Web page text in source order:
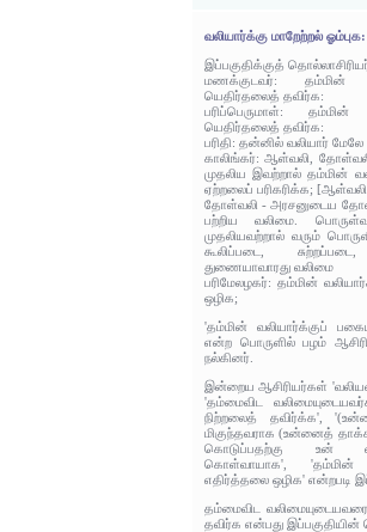
வலியார்க்கு மாறேற்றல் ஓம்புக:
இப்பகுதிக்குத்
மணக்குடவர்: தம்மின்
யெதிர்தலைத் தவிர்க:
பரிப்பெருமாள்:
யெதிர்தலைத் தவிர்க:
பரிதி: தன்னில் வலியார்
காலிங்கர்: ஆள்வலி,
முதலிய இவற்றால் தம்மின்
ஏற்றலைப் பரிகரிக்க;
தோள்வலி - அரசனுடைய
பற்றிய வலிமை.
முதலியவற்றால் வரும்
கூலிப்படை,
துணையாவாரது வலிமை
பரிமேலழகர்: தம்மின்
ஒழிக;
'தம்மின் வலியார்க்குப்
என்ற பொருளில் பழம்
நல்கினர்.
இன்றைய ஆசிரியர்கள்
'தம்மைவிட
நிற்றலைத் தவிர்க்க',
மிகுந்தவராக (உன்னைத் தாக்க
கொடுப்பதற்கு உன்
கொள்வாயாக', 'தம்மின்
எதிர்த்தலை ஒழிக' என்றபடி
தம்மைவிட
தவிர்க என்பது